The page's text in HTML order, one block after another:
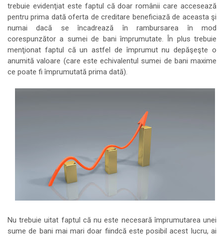
trebuie evidenţiat este faptul că doar românii care accesează
pentru prima dată oferta de creditare beneficiază de aceasta şi
numai dacă se încadrează în rambursarea în mod
corespunzător a sumei de bani împrumutate. În plus trebuie
menţionat faptul că un astfel de împrumut nu depăşeşte o
anumită valoare (care este echivalentul sumei de bani maxime
ce poate fi împrumutată prima dată).
Nu trebuie uitat faptul că nu este necesară împrumutarea unei
sume de bani mai mari doar fiindcă este posibil acest lucru, ai